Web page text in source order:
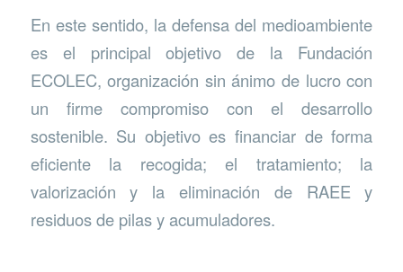
En este sentido, la defensa del medioambiente
es el principal objetivo de la Fundación
ECOLEC, organización sin ánimo de lucro con
un firme compromiso con el desarrollo
sostenible. Su objetivo es financiar de forma
eficiente la recogida; el tratamiento; la
valorización y la eliminación de RAEE y
residuos de pilas y acumuladores.